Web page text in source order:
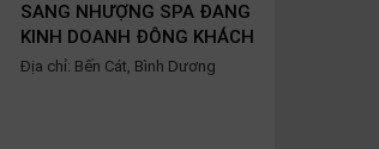
SANG NHƯỢNG SPA ĐANG
KINH DOANH ĐÔNG KHÁCH
Địa chỉ: Bến Cát, Bình Dương